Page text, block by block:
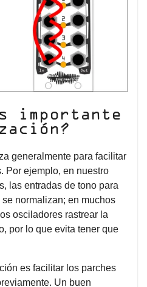
importante
generalmente para facilitar
Por ejemplo, en nuestro
las entradas de tono para
normalizan; en muchos
osciladores rastrear la
por lo que evita tener que
es facilitar los parches
Un buen